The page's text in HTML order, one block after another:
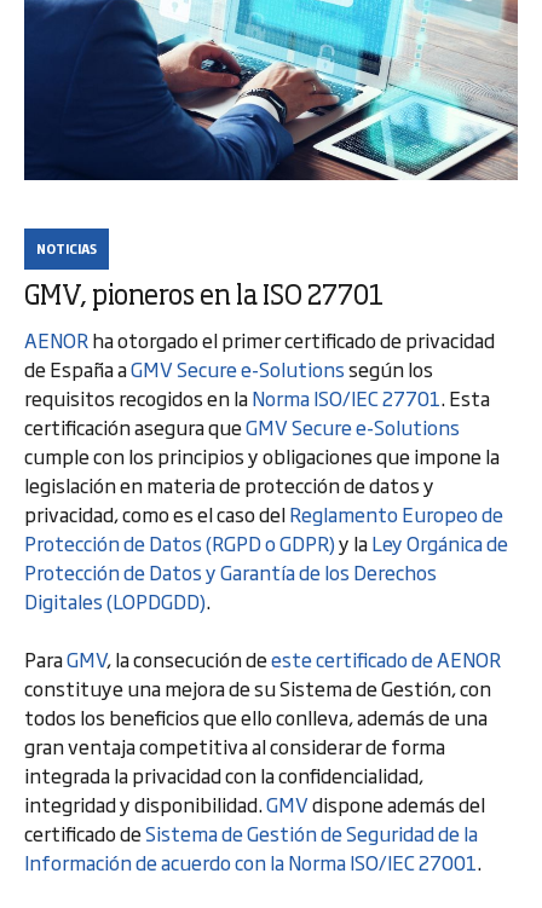
NOTICIAS
GMV, pioneros en la ISO 27701
AENORha otorgado el primer certificado de privacidad
de España aGMV Secure e-Solutionssegún los
requisitos recogidos en laNorma ISO/IEC 27701. Esta
certificación asegura queGMV Secure e-Solutions
cumple con los principios y obligaciones que impone la
legislación en materia de protección de datos y
privacidad, como es el caso delReglamento Europeo de
Protección de Datos (RGPD o GDPR)y laLey Orgánica de
Protección de Datos y Garantía de los Derechos
Digitales (LOPDGDD).
ParaGMV, la consecución deeste certificado de AENOR
constituye una mejora de su Sistema de Gestión, con
todos los beneficios que ello conlleva, además de una
gran ventaja competitiva al considerar de forma
integrada la privacidad con la confidencialidad,
integridad y disponibilidad.GMVdispone además del
certificado deSistema de Gestión de Seguridad de la
Información de acuerdo con la Norma ISO/IEC 27001.